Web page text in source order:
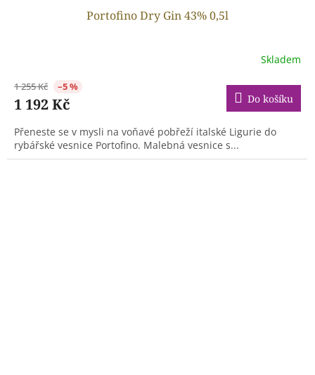
Portofino Dry Gin 43% 0,5l
Skladem
1 255 Kč –5 %
1 192 Kč Do košíku
Přeneste se v mysli na voňavé pobřeží italské Ligurie do
rybářské vesnice Portofino. Malebná vesnice s...